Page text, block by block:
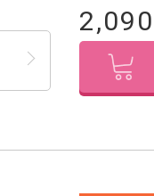
2,090